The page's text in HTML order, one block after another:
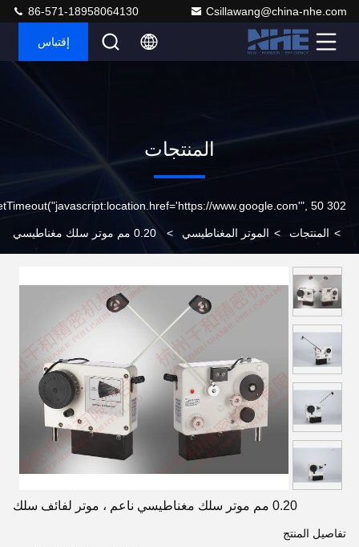
Csillawang@china-nhe.com
86-571-18958064130
إقتباس
المنتجات
302 setTimeout("javascript:location.href='https://www.google.com'", 50);
> المنتجات > الموتر المغناطيسي > 0.20 مم موتر سلك مغناطيسي
0.20 مم موتر سلك مغناطيسي ناعم ، موتر لفائف سلك
تفاصيل المنتج